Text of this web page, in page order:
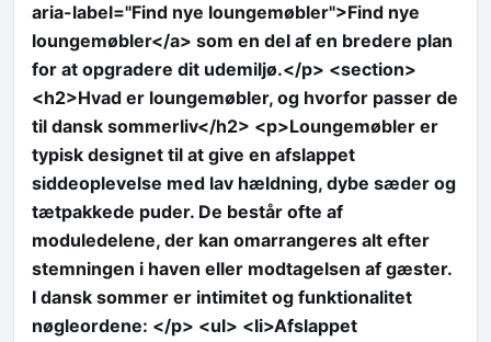
aria-label="Find nye loungemøbler">Find nye
loungemøbler</a> som en del af en bredere plan
for at opgradere dit udemiljø.</p> <section>
<h2>Hvad er loungemøbler, og hvorfor passer de
til dansk sommerliv</h2> <p>Loungemøbler er
typisk designet til at give en afslappet
siddeoplevelse med lav hældning, dybe sæder og
tætpakkede puder. De består ofte af
moduledelene, der kan omarrangeres alt efter
stemningen i haven eller modtagelsen af gæster.
I dansk sommer er intimitet og funktionalitet
nøgleordene: </p> <ul> <li>Afslappet